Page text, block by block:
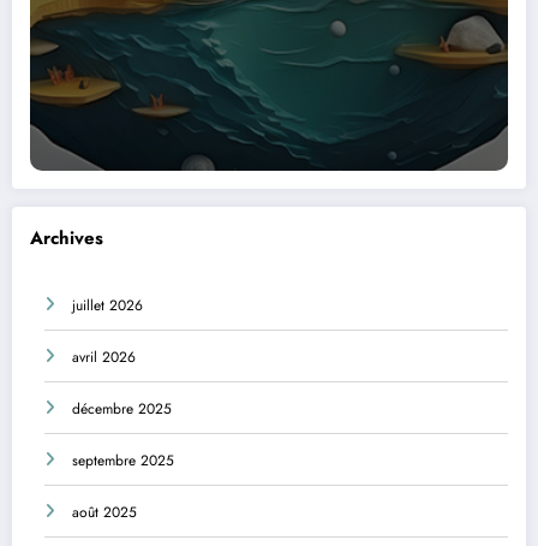
Archives
juillet 2026
avril 2026
décembre 2025
septembre 2025
août 2025